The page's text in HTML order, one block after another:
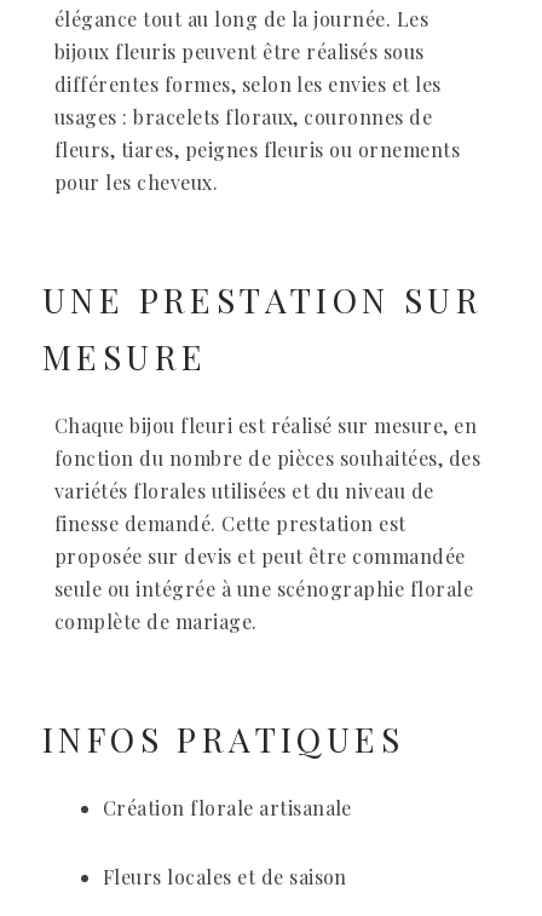
élégance tout au long de la journée. Les
bijoux fleuris peuvent être réalisés sous
différentes formes, selon les envies et les
usages : bracelets floraux, couronnes de
fleurs, tiares, peignes fleuris ou ornements
pour les cheveux.
UNE PRESTATION SUR
MESURE
Chaque bijou fleuri est réalisé sur mesure, en
fonction du nombre de pièces souhaitées, des
variétés florales utilisées et du niveau de
finesse demandé. Cette prestation est
proposée sur devis et peut être commandée
seule ou intégrée à une scénographie florale
complète de mariage.
INFOS PRATIQUES
Création florale artisanale
Fleurs locales et de saison